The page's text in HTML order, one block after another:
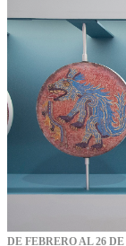
DE FEBRERO AL 26